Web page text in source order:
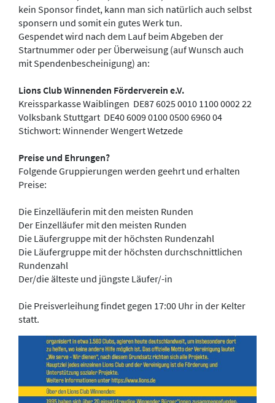
kein Sponsor findet, kann man sich natürlich auch selbst
sponsern und somit ein gutes Werk tun.
Gespendet wird nach dem Lauf beim Abgeben der
Startnummer oder per Überweisung (auf Wunsch auch
mit Spendenbescheinigung) an:
Lions Club Winnenden Förderverein e.V.
Kreissparkasse Waiblingen DE87 6025 0010 1100 0002 22
Volksbank Stuttgart DE40 6009 0100 0500 6960 04
Stichwort: Winnender Wengert Wetzede
Preise und Ehrungen?
Folgende Gruppierungen werden geehrt und erhalten
Preise:
Die Einzelläuferin mit den meisten Runden
Der Einzelläufer mit den meisten Runden
Die Läufergruppe mit der höchsten Rundenzahl
Die Läufergruppe mit der höchsten durchschnittlichen
Rundenzahl
Der/die älteste und jüngste Läufer/-in
Die Preisverleihung findet gegen 17:00 Uhr in der Kelter
statt.